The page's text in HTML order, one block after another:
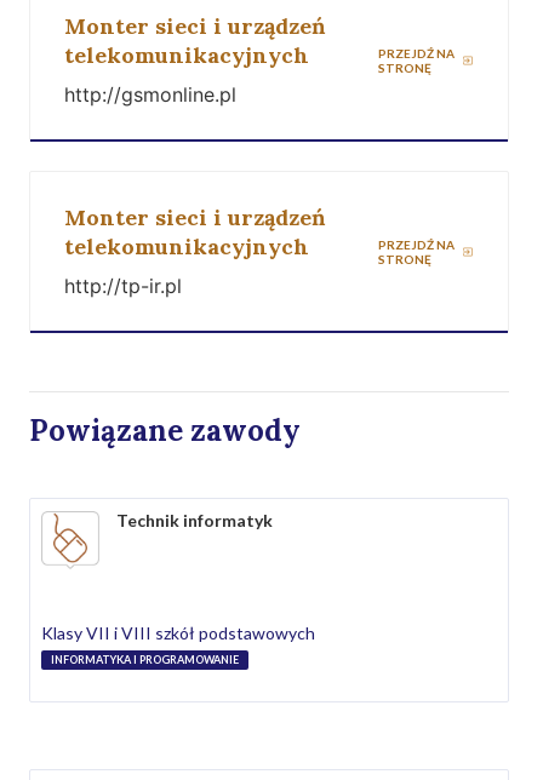
Monter sieci i urządzeń
telekomunikacyjnych
http://gsmonline.pl
PRZEJDŹ NA
STRONĘ
Monter sieci i urządzeń
telekomunikacyjnych
http://tp-ir.pl
PRZEJDŹ NA
STRONĘ
Powiązane zawody
Technik informatyk
Klasy VII i VIII szkół podstawowych
INFORMATYKA I PROGRAMOWANIE